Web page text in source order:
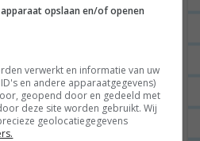
Ik óók! Zullen we
ofFACEBOOK?
opslaan en/of openen
verwerkt en informatie van uw
en andere apparaatgegevens)
geopend door en gedeeld met
deze site worden gebruikt. Wij
geolocatiegegevens